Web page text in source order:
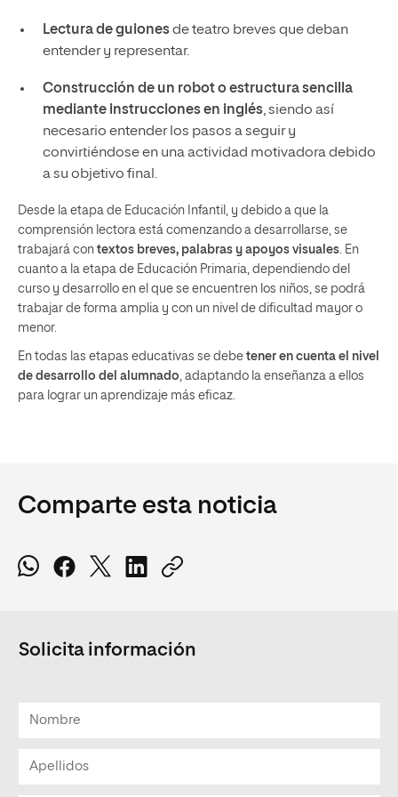
Lectura de guionesde teatro breves que deban
entender y representar.
Construcción de un robot o estructura sencilla
mediante instrucciones en inglés, siendo así
necesario entender los pasos a seguir y
convirtiéndose en una actividad motivadora debido
a su objetivo final.
Desde la etapa de Educación Infantil, y debido a que la
comprensión lectora está comenzando a desarrollarse, se
trabajará con textos breves, palabras y apoyos visuales . En
cuanto a la etapa de Educación Primaria, dependiendo del
curso y desarrollo en el que se encuentren los niños, se podrá
trabajar de forma amplia y con un nivel de dificultad mayor o
menor.
En todas las etapas educativas se debe tener en cuenta el nivel
de desarrollo del alumnado , adaptando la enseñanza a ellos
para lograr un aprendizaje más eficaz.
Comparte esta noticia
Solicita información